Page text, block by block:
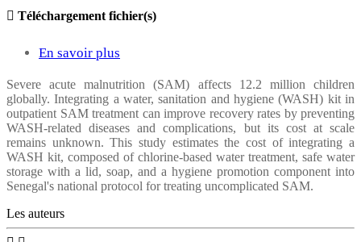
ENVIRONNEMENTALE
Téléchargement fichier(s)
En savoir plus
of
a
WASH
Component
in
Severe acute malnutrition (SAM) affects 12.2 million children
globally. Integrating a water, sanitation and hygiene (WASH) kit in
outpatient SAM treatment can improve recovery rates by preventing
WASH‐related diseases and complications, but its cost at scale
remains unknown. This study estimates the cost of integrating a
WASH kit, composed of chlorine‐based water treatment, safe water
storage with a lid, soap, and a hygiene promotion component into
Senegal's national protocol for treating uncomplicated SAM.
Les auteurs